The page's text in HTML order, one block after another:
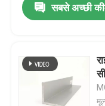
मिल खत्म एल्यूमीनियम
रंग लेपित एल्यूमीनियम
कोल्ड रोल्ड
सबसे अच्छी